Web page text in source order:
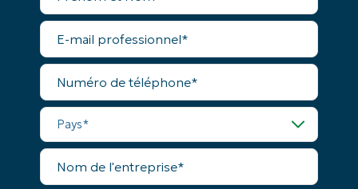
Nom*
E-
mail
professionnel*
Numéro
téléphone*
Pays*
Nom
l'entreprise*